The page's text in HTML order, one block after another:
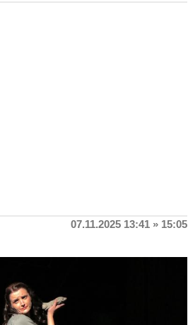
07.11.2025 13:41 » 15:05